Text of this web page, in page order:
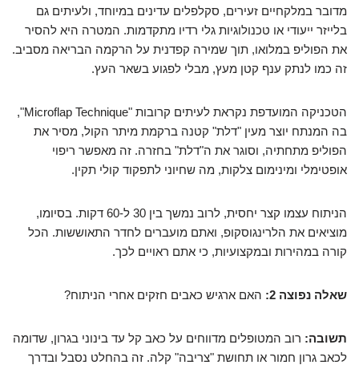
מדובר במלקחיים זעירים, סקלפלים עדינים במיוחד, ולעיתים גם
בלייזר ייעודי או טכנולוגיות גלי רדיו מתקדמות. המטרה היא להסיר
את הפוליפ במלואו, תוך שמירה קפדנית על הרקמה הבריאה מסביב.
זה כמו לנתק ענף קטן מעץ, מבלי לפגוע בשאר העץ.
הטכניקה המועדפת נקראת לעיתים קרובות "Microflap Technique",
בה המנתח יוצר מעין "דלת" קטנה ברקמת מיתר הקול, מסיר את
הפוליפ מתחתיה, וסוגר את ה"דלת" בחזרה. זה מאפשר ריפוי
אופטימלי ומינימום צלקות, מה שחיוני לתפקוד קולי תקין.
הניתוח עצמו קצר יחסית, לרוב נמשך בין 30 ל-60 דקות. בסיומו,
מוציאים את הלרינגוסקופ, ואתם מועברים לחדר התאוששות. הכל
קורה במהירות ובמקצועיות, כי אתם ראויים לכך.
שאלה נפוצה 2: האם ארגיש כאבים חזקים אחרי הניתוח?
תשובה: רוב המטופלים מדווחים על כאב קל עד בינוני בגרון, שדומה
לכאב גרון חמור או תחושת "צריבה" קלה. זה בהחלט נסבל ובדרך